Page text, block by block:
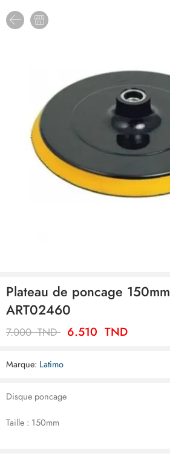
Plateau de poncage 150mm
ART02460
7.000TND 6.510 TND
Marque: Latimo
Disque poncage
Taille : 150mm